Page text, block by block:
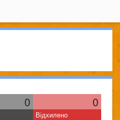
0 0
Відхилено